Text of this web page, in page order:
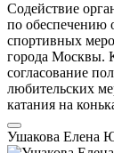
Содействие
по обеспечению
спортивных
города Москвы.
согласование
любительских
катания на
Ушакова Елена